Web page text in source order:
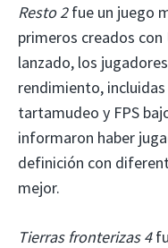
Resto 2fue un juego
primeros creados con
lanzado, los
rendimiento,
tartamudeo y FPS
informaron haber
definición con
mejor.
Tierras fronterizas 4